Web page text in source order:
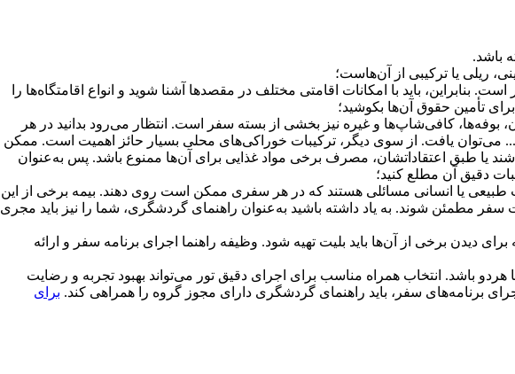
باشد.
ریلی یا تركیبی از آن‌هاست؛
بنابراین، باید با امكانات اقامتی مختلف در مقصدها آشنا شوید و انواع اقامتگاه‌ها را
تأمین حقوق آن‌ها بكوشید؛
بوفه‌ها، كافی‌شاپ‌ها و غیره نیز بخشی از بسته سفر است. انتظار می‌رود بدانید در هر
می‌توان یافت. از سوی دیگر، تركیبات خوراكی‌های محلی بسیار حائز اهمیت است. ممكن
یا طبق اعتقاداتشان، مصرف برخی مواد غذایی برای آن‌ها ممنوع باشد. پس به‌عنوان
دقیق آن مطلع كنید؛
یا انسانی مسائلی هستند كه در هر سفری ممكن است روی دهند. بیمه برخی از این
مطمئن شوند. به یاد داشته باشید به‌عنوان راهنمای گردشگری، شما را نیز باید مجری
دیدن برخی از آن‌ها باید بلیت تهیه شود. وظیفه راهنما اجرای برنامه سفر و ارائه
باشد. انتخاب همراه مناسب برای اجرای دقیق تور می‌تواند بهبود تجربه و رضایت
برنامه‌های سفر، باید راهنمای گردشگری دارای مجوز گروه را همراهی كند. برای